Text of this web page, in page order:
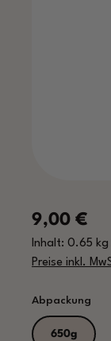
Regulärer
9,00 €
Inhalt: 0.65 kg
Preise inkl.
Abpackung
650g